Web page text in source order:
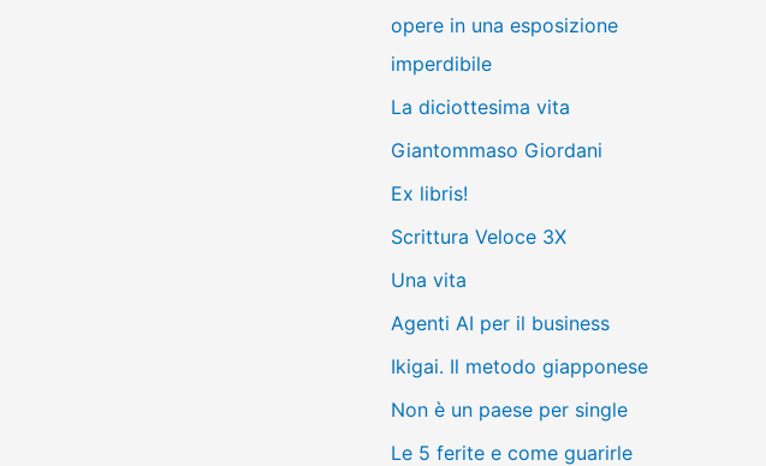
opere in una esposizione
imperdibile
La diciottesima vita
Giantommaso Giordani
Ex libris!
Scrittura Veloce 3X
Una vita
Agenti AI per il business
Ikigai. Il metodo giapponese
Non è un paese per single
Le 5 ferite e come guarirle